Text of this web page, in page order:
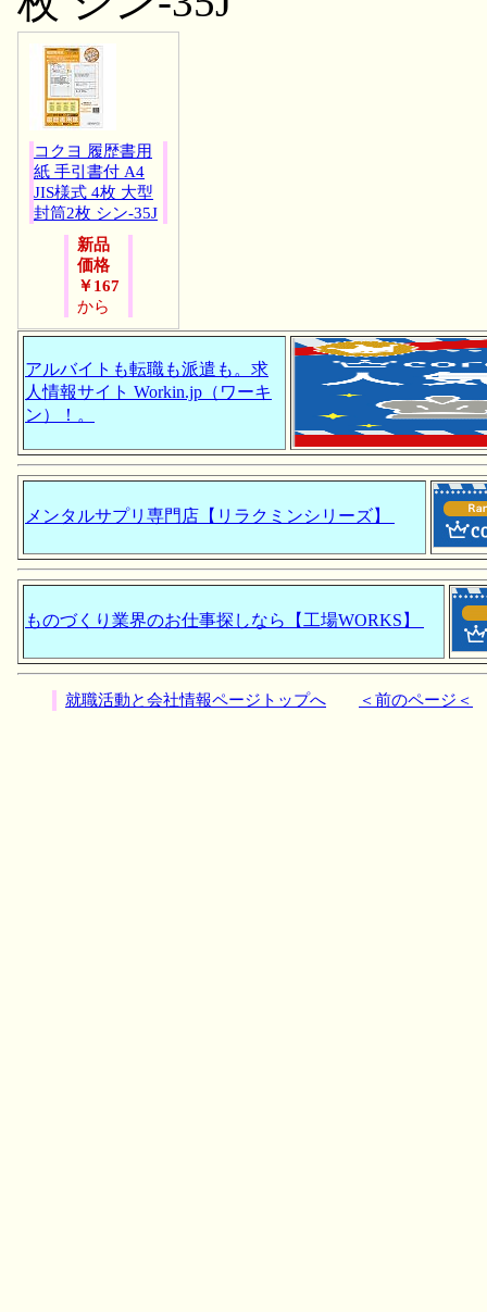
コクヨ 履歴書用
紙 手引書付 A4
JIS様式 4枚 大型
封筒2枚 シン-35J
新品
価格
￥167
から
アルバイトも転職も派遣も。求
人情報サイト Workin.jp（ワーキ
ン）！。
メンタルサプリ専門店【リラクミンシリーズ】
ものづくり業界のお仕事探しなら【工場WORKS】
就職活動と会社情報ページトップへ ＜前のページ＜